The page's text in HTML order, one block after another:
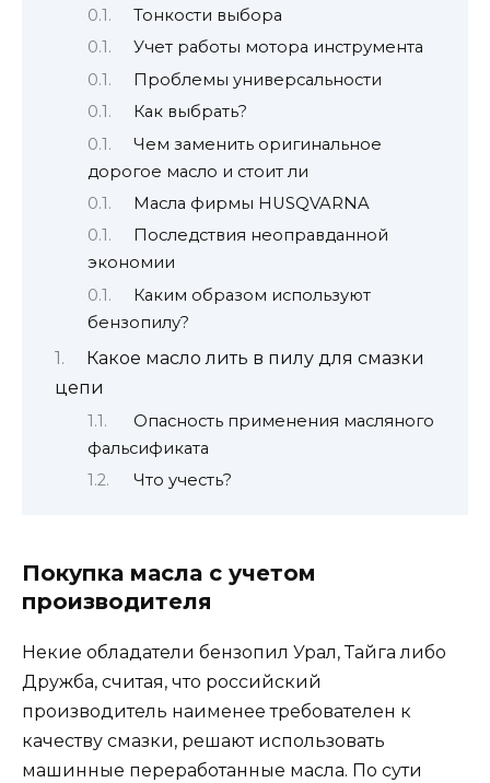
Тонкости выбора
Учет работы мотора инструмента
Проблемы универсальности
Как выбрать?
Чем заменить оригинальное
дорогое масло и стоит ли
Масла фирмы HUSQVARNA
Последствия неоправданной
экономии
Каким образом используют
бензопилу?
Какое масло лить в пилу для смазки
цепи
Опасность применения масляного
фальсификата
Что учесть?
Покупка масла с учетом
производителя
Некие обладатели бензопил Урал, Тайга либо
Дружба, считая, что российский
производитель наименее требователен к
качеству смазки, решают использовать
машинные переработанные масла. По сути